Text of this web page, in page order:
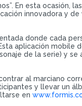
En esta ocasión,
innovadora y
donde cada
aplicación mobile
de la serie) y
al marciano
y llevar un
en